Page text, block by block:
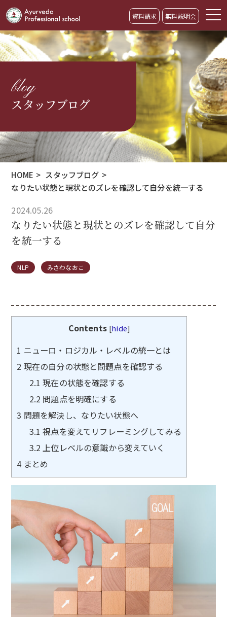
資料請求 無料説明会
blog
スタッフブログ
HOME > スタッフブログ >
なりたい状態と現状とのズレを確認して自分を統一する
2024.05.26
なりたい状態と現状とのズレを確認して自分
を統一する
NLP みさわなおこ
Contents [hide]
1 ニューロ・ロジカル・レベルの統一とは
2 現在の自分の状態と問題点を確認する
2.1 現在の状態を確認する
2.2 問題点を明確にする
3 問題を解決し、なりたい状態へ
3.1 視点を変えてリフレーミングしてみる
3.2 上位レベルの意識から変えていく
4 まとめ